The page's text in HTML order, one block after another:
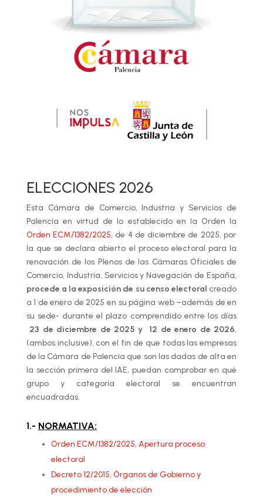
ELECCIONES 2026
Esta Cámara de Comercio, Industria y Servicios de
Palencia en virtud de lo establecido en la Orden la
Orden ECM/1382/2025, de 4 de diciembre de 2025, por
la que se declara abierto el proceso electoral para la
renovación de los Plenos de las Cámaras Oficiales de
Comercio, Industria, Servicios y Navegación de España,
procede a la exposición de su censo electoral creado
a 1 de enero de 2025 en su página web –además de en
su sede- durante el plazo comprendido entre los días
23 de diciembre de 2025 y 12 de enero de 2026,
(ambos inclusive), con el fin de que todas las empresas
de la Cámara de Palencia que son las dadas de alta en
la sección primera del IAE, puedan comprobar en qué
grupo y categoría electoral se encuentran
encuadradas.
1.- NORMATIVA:
Orden ECM/1382/2025, Apertura proceso
electoral
Decreto 12/2015, Órganos de Gobierno y
procedimiento de elección